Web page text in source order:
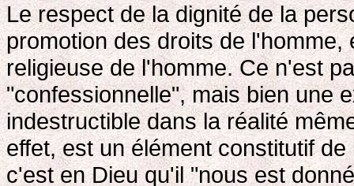
Le respect de la dignité de la
promotion des droits de
religieuse de l'homme. Ce n'est
"confessionnelle", mais bien une
indestructible dans la réalité
effet, est un élément constitutif
c'est en Dieu qu'il "nous est